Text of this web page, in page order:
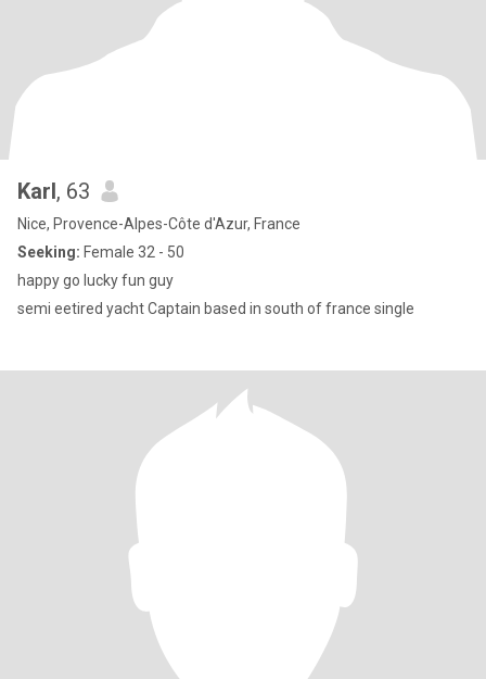
Karl, 63
Nice, Provence-Alpes-Côte d'Azur, France
Seeking: Female 32 - 50
happy go lucky fun guy
semi eetired yacht Captain based in south of france single